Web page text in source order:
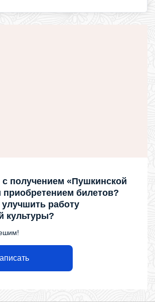
получением «Пушкинской
приобретением билетов?
улучшить работу
культуры?